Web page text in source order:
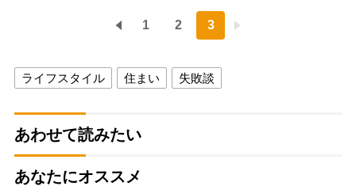
1 2 3
ライフスタイル 住まい 失敗談
あわせて読みたい
あなたにオススメ